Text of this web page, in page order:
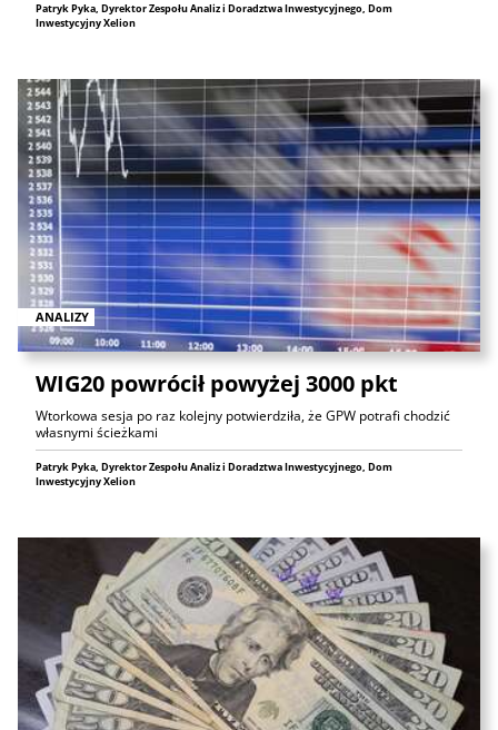
Patryk Pyka, Dyrektor Zespołu Analiz i Doradztwa Inwestycyjnego, Dom
Inwestycyjny Xelion
ANALIZY
WIG20 powrócił powyżej 3000 pkt
Wtorkowa sesja po raz kolejny potwierdziła, że GPW potrafi chodzić
własnymi ścieżkami
Patryk Pyka, Dyrektor Zespołu Analiz i Doradztwa Inwestycyjnego, Dom
Inwestycyjny Xelion